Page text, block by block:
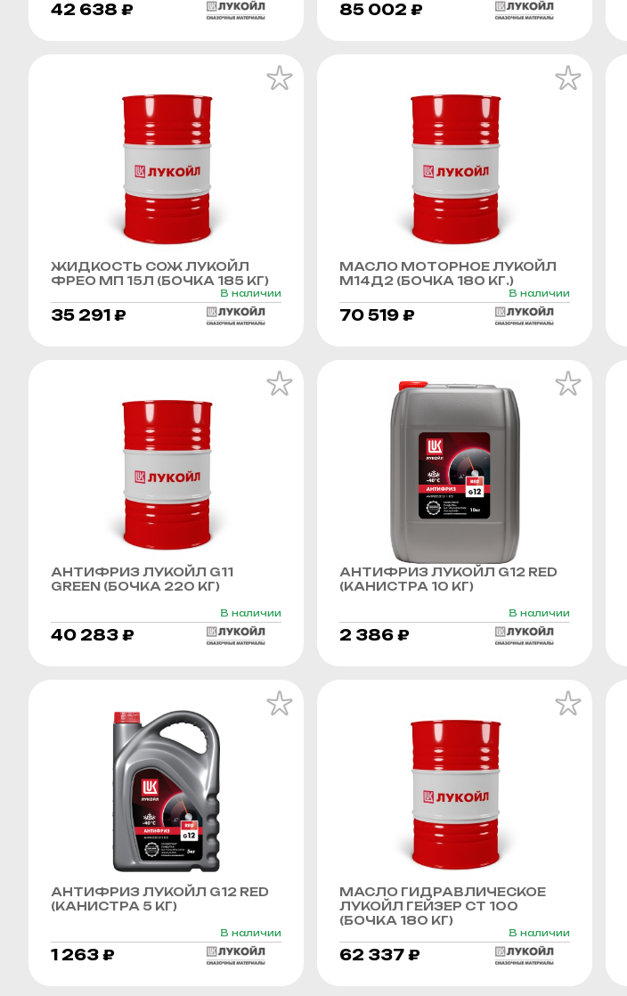
42 638 ₽ 85 002 ₽
ЖИДКОСТЬ СОЖ ЛУКОЙЛ
ФРЕО МП 15Л (БОЧКА 185 КГ)
В наличии
35 291 ₽
МАСЛО МОТОРНОЕ ЛУКОЙЛ
М14Д2 (БОЧКА 180 КГ.)
В наличии
70 519 ₽
АНТИФРИЗ ЛУКОЙЛ G11
GREEN (БОЧКА 220 КГ)
В наличии
40 283 ₽
АНТИФРИЗ ЛУКОЙЛ G12 RED
(КАНИСТРА 10 КГ)
В наличии
2 386 ₽
АНТИФРИЗ ЛУКОЙЛ G12 RED
(КАНИСТРА 5 КГ)
В наличии
1 263 ₽
МАСЛО ГИДРАВЛИЧЕСКОЕ
ЛУКОЙЛ ГЕЙЗЕР СТ 100
(БОЧКА 180 КГ)
В наличии
62 337 ₽